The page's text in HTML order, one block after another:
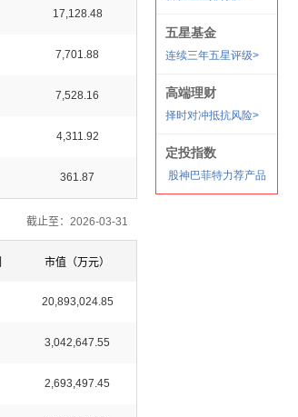
17,128.48
7,701.88
7,528.16
4,311.92
361.87
截止至：2026-03-31
市值（万元）
20,893,024.85
3,042,647.55
2,693,497.45